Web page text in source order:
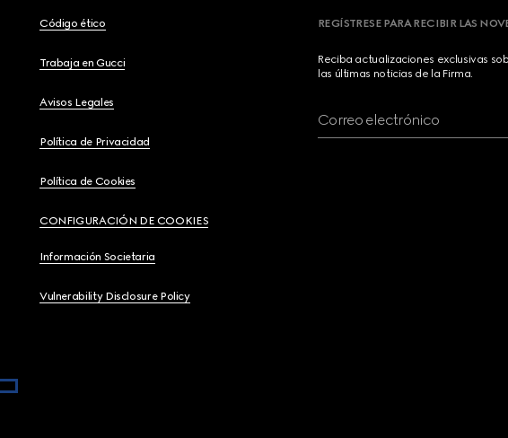
Código ético
Trabaja en Gucci
Avisos Legales
Política de Privacidad
Política de Cookies
CONFIGURACIÓN DE COOKIES
Información Societaria
Vulnerability Disclosure Policy
REGÍSTRESE PARA RECIBIR LAS
Reciba actualizaciones exclusivas
las últimas noticias de la Firma.
Correo electrónico